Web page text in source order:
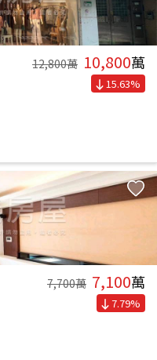
12,800萬 10,800萬
15.63%
7,700萬 7,100萬
7.79%